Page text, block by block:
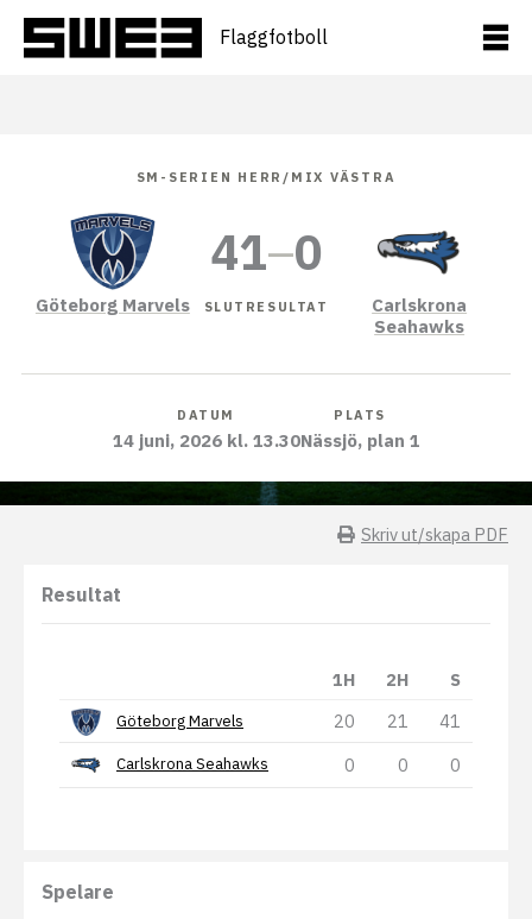
innehåll
Flaggfotboll
SM-SERIEN HERR/MIX VÄSTRA
Göteborg Marvels
41–0
SLUTRESULTAT
Carlskrona
Seahawks
DATUM
14 juni, 2026 kl. 13.30
PLATS
Nässjö, plan 1
Skriv ut/skapa PDF
Resultat
1H 2H S
Göteborg Marvels 20 21 41
Carlskrona Seahawks 0 0 0
Spelare